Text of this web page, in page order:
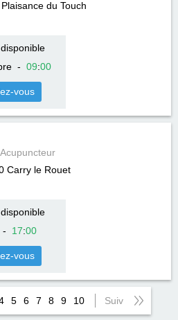
Plaisance du Touch
- 09:00
vous
Carry le Rouet
17:00
vous
5 6 7 8 9 10 Suiv